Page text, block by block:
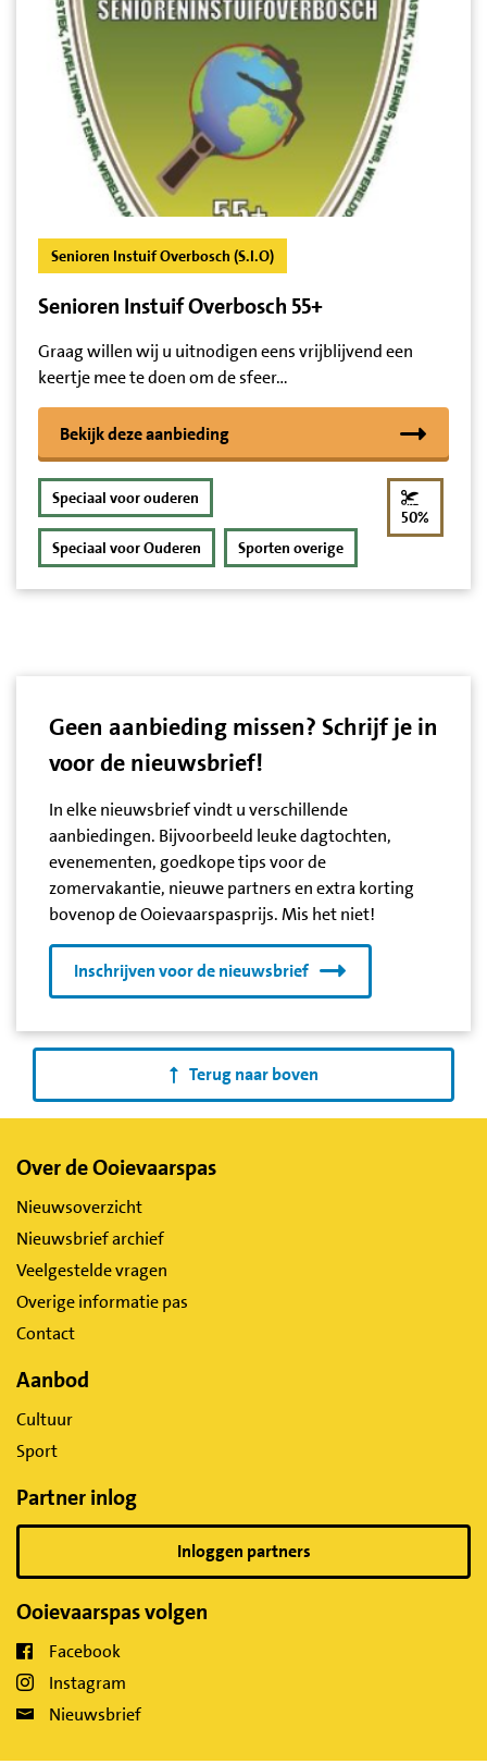
Senioren Instuif Overbosch (S.I.O)
Senioren Instuif Overbosch 55+
Graag willen wij u uitnodigen eens vrijblijvend een
keertje mee te doen om de sfeer…
Bekijk deze aanbieding
Speciaal voor ouderen
Speciaal voor Ouderen Sporten overige
50%
Geen aanbieding missen? Schrijf je in
voor de nieuwsbrief!
In elke nieuwsbrief vindt u verschillende
aanbiedingen. Bijvoorbeeld leuke dagtochten,
evenementen, goedkope tips voor de
zomervakantie, nieuwe partners en extra korting
bovenop de Ooievaarspasprijs. Mis het niet!
Inschrijven voor de nieuwsbrief
Terug naar boven
Belangrijke
links
Over de Ooievaarspas
Nieuwsoverzicht
Nieuwsbrief archief
Veelgestelde vragen
Overige informatie pas
Contact
Aanbod
Cultuur
Sport
Partner inlog
Inloggen partners
Ooievaarspas volgen
Facebook
Instagram
Nieuwsbrief